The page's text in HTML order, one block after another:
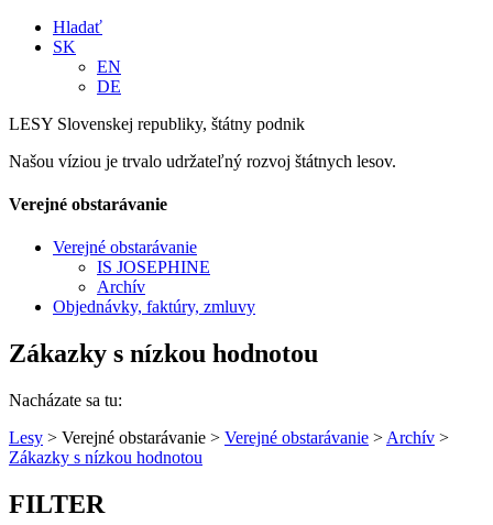
Hladať
SK
EN
DE
LESY Slovenskej republiky, štátny podnik
Našou víziou je trvalo udržateľný rozvoj štátnych lesov.
Verejné obstarávanie
Verejné obstarávanie
IS JOSEPHINE
Archív
Objednávky, faktúry, zmluvy
Zákazky s nízkou hodnotou
Nacházate sa tu:
Lesy > Verejné obstarávanie > Verejné obstarávanie > Archív >
Zákazky s nízkou hodnotou
FILTER